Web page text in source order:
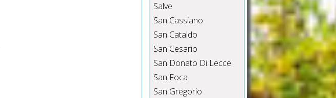
Salve
San Cassiano
San Cataldo
San Cesario
San Donato Di Lecce
San Foca
San Gregorio